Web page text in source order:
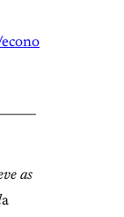
as
a